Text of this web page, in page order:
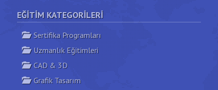
EĞITIM KATEGORILERI
Sertifika Programları
Uzmanlık Eğitimleri
CAD & 3D
Grafik Tasarım